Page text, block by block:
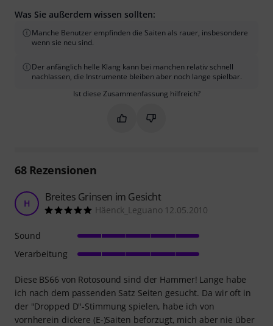
Was Sie außerdem wissen sollten:
Manche Benutzer empfinden die Saiten als rauer, insbesondere
wenn sie neu sind.
Der anfänglich helle Klang kann bei manchen relativ schnell
nachlassen, die Instrumente bleiben aber noch lange spielbar.
Ist diese Zusammenfassung hilfreich?
Markieren Sie diese
Markieren Sie diese
68Rezensionen
H Breites Grinsen im Gesicht
Häenck_Leguano 12.05.2010
Diese BS66 von Rotosound sind der Hammer! Lange habe
ich nach dem passenden Satz Seiten gesucht. Da wir oft in
der "Dropped D"-Stimmung spielen, habe ich von
vornherein dickere (E-)Saiten beforzugt, mich aber nie über
Sound
Verarbeitung